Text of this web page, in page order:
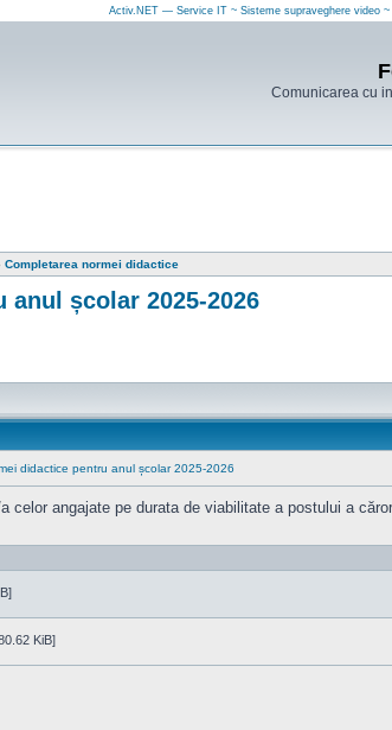
Activ.NET — Service IT ~ Sisteme supraveghere video
Comunicarea cu
Completarea normei didactice
școlar 2025-2026
didactice pentru anul școlar 2025-2026
celor angajate pe durata de viabilitate a postului a
KiB]